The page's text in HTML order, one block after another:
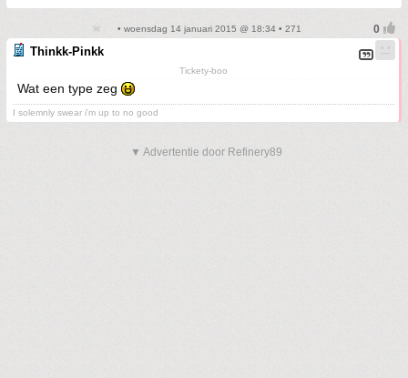
• woensdag 14 januari 2015 @ 18:34 • 271
Thinkk-Pinkk
Tickety-boo
Wat een type zeg
I solemnly swear i'm up to no good
▼ Advertentie door Refinery89